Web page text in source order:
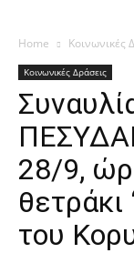
Home Κοινωνικές
Κοινωνικές Δράσεις
28/9,
του